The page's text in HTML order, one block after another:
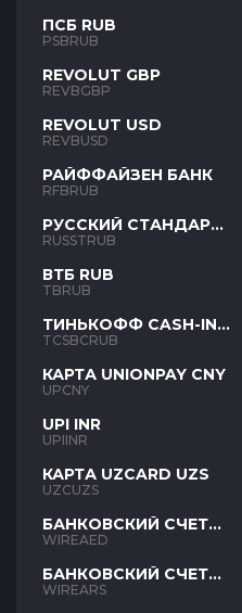
ПСБ RUB
PSBRUB
REVOLUT GBP
REVBGBP
REVOLUT USD
REVBUSD
РАЙФФАЙЗЕН БАНК
RFBRUB
РУССКИЙ СТАНДАРТ
RUB
RUSSTRUB
ВТБ RUB
TBRUB
ТИНЬКОФФ CASH-IN
RUB
TCSBCRUB
КАРТА UNIONPAY CNY
UPCNY
UPI INR
UPIINR
КАРТА UZCARD UZS
UZCUZS
БАНКОВСКИЙ СЧЕТ
AED
WIREAED
БАНКОВСКИЙ СЧЕТ
ARS
WIREARS